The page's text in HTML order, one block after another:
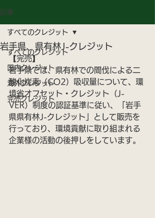
記事
すべてのクレジット
国内クレジット
海外クレジット
完売クレジット
すべてのクレジット
岩手県、県有林J-クレジット
【完売】
岩手県では、県有林での間伐による二
酸化炭素（CO2）吸収量について、環
境省オフセット・クレジット（J-
VER）制度の認証基準に従い、「岩手
県県有林J-クレジット」として販売を
行っており、環境貢献に取り組まれる
企業様の活動の後押しをしています。